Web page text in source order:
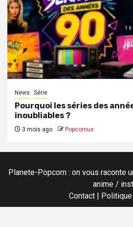
News Série
Pourquoi les séries des
inoubliables ?
3 mois ago Popcornus
Planete-Popcorn : on vous raconte
anime /
Contact|